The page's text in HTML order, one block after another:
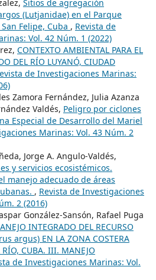
Sitios de agregación
(Lutjanidae) en el Parque
Felipe, Cuba , Revista de
Vol. 42 Núm. 1 (2022)
CONTEXTO AMBIENTAL PARA EL
DEL RÍO LUYANÓ, CIUDAD
de Investigaciones Marinas:
Zamora Fernández, Julia Azanza
Valdés, Peligro por ciclones
Especial de Desarrollo del Mariel
Marinas: Vol. 43 Núm. 2
Jorge A. Angulo-Valdés,
y servicios ecosistémicos.
manejo adecuado de áreas
, Revista de Investigaciones
2 (2016)
González-Sansón, Rafael Puga
INTEGRADO DEL RECURSO
argus) EN LA ZONA COSTERA
RÍO, CUBA. III. MANEJO
de Investigaciones Marinas: Vol.